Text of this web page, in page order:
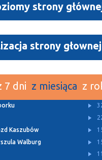
strony
strony głownej
7 dni z miesiąca z
Kaszubów
Walburg